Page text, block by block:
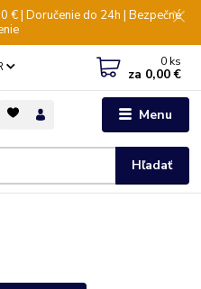
€ | Doručenie do 24h | Bezpečné
Menu
Hľadať
0 ks
za 0,00 €